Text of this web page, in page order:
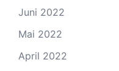
Juni 2022
Mai 2022
April 2022